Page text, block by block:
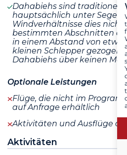
Dahabiehs sind
hauptsächlich unter Segel
Windverhältnisse dies nicht
bestimmten Abschnitten
in einem Abstand von etwa
kleinen Schlepper gezogen
Dahabiehs über keinen
Optionale Leistungen
Flüge, die nicht im
auf Anfrage erhältlich
Aktivitäten und Ausflüge auf
Aktivitäten